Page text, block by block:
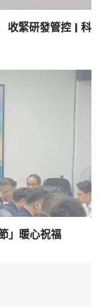
收緊研發管控 | 科
」暖心祝福